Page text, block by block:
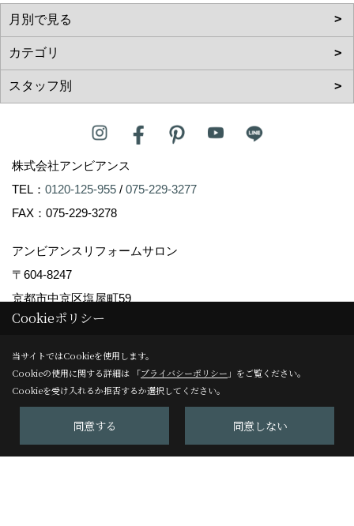
株式会社アンビアンス
TEL： 0120-125-955 / 075-229-3277
FAX：075-229-3278
アンビアンスリフォームサロン
〒604-8247
京都市中京区塩屋町59
TEL：075-229-3007
＜営業時間＞10:00～17:00
＜定休日＞日曜日
Cookieポリシー
当サイトではCookieを使用します。
Cookieの使用に関する詳細は 「プライバシーポリシー 」をご覧ください。
Cookieを受け入れるか拒否するか選択してください。
同意する 同意しない